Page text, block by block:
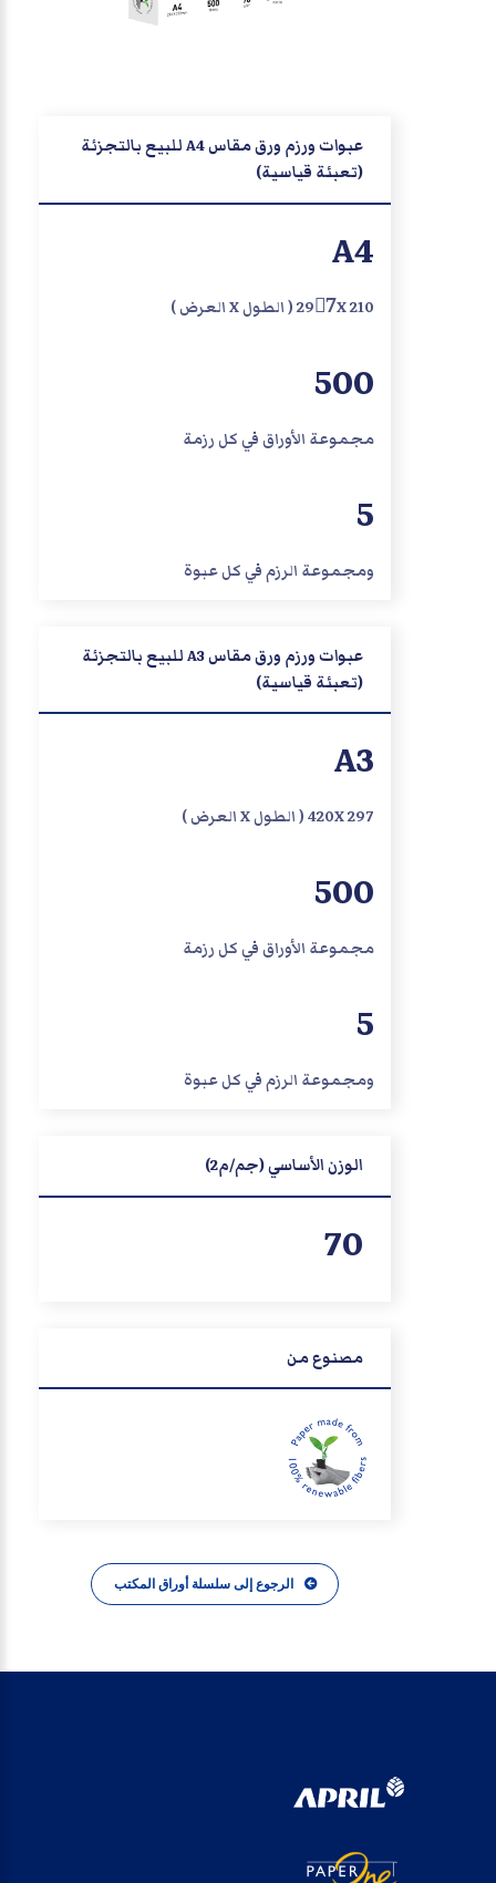
عبوات ورزم ورق مقاس A4 للبيع بالتجزئة
(تعبئة قياسية)
A4
297ْX 210 ( الطول X العرض )
500
مجموعة الأوراق في كل رزمة
5
ومجموعة الرزم في كل عبوة
عبوات ورزم ورق مقاس A3 للبيع بالتجزئة
(تعبئة قياسية)
A3
420X 297 ( الطول X العرض )
500
مجموعة الأوراق في كل رزمة
5
ومجموعة الرزم في كل عبوة
الوزن الأساسي (جم/م2)
70
مصنوع من
الرجوع إلى سلسلة أوراق المكتب